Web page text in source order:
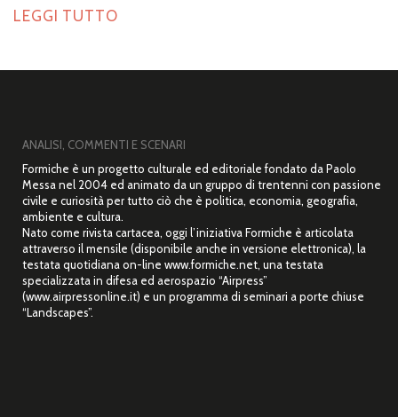
LEGGI TUTTO
ANALISI, COMMENTI E SCENARI
Formiche è un progetto culturale ed editoriale fondato da Paolo
Messa nel 2004 ed animato da un gruppo di trentenni con passione
civile e curiosità per tutto ciò che è politica, economia, geografia,
ambiente e cultura.
Nato come rivista cartacea, oggi l’iniziativa Formiche è articolata
attraverso il mensile (disponibile anche in versione elettronica), la
testata quotidiana on-line www.formiche.net, una testata
specializzata in difesa ed aerospazio “Airpress”
(www.airpressonline.it) e un programma di seminari a porte chiuse
“Landscapes”.